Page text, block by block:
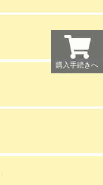
購入手続きへ